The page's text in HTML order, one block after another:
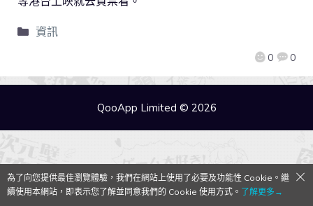
0 0
資訊
QooApp Limited © 2026
為了向您提供最佳瀏覽體驗，我們在網站上使用了必要及功能性 Cookie。繼
續使用本網站，即表示您了解並同意我們的 Cookie 使用方式。 了解更多→